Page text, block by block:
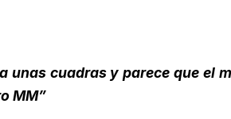
unas cuadras y parece que
MM”